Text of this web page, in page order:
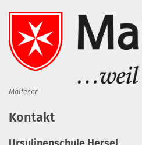
Malteser
Kontakt